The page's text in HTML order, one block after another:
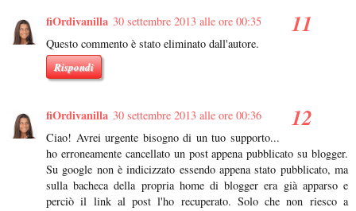
fiOrdivanilla 30 settembre 2013 alle ore 00:35
Questo commento è stato eliminato dall'autore.
Rispondi
fiOrdivanilla 30 settembre 2013 alle ore 00:36
Ciao! Avrei urgente bisogno di un tuo supporto...
ho erroneamente cancellato un post appena pubblicato su blogger.
Su google non è indicizzato essendo appena stato pubblicato, ma
sulla bacheca della propria home di blogger era già apparso e
perciò il link al post l'ho recuperato. Solo che non riesco a